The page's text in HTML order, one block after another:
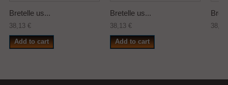
Bretelle us...
38,13 €
Add to cart
Bretelle us...
38,13 €
Add to cart